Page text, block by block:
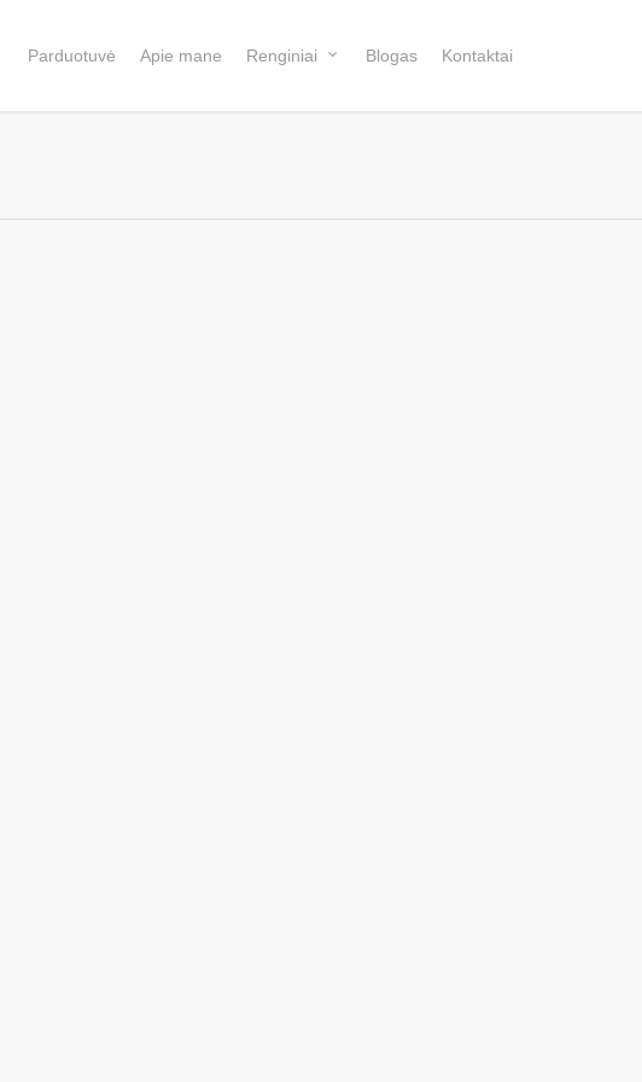
Parduotuvė Apie mane Renginiai Blogas Kontaktai